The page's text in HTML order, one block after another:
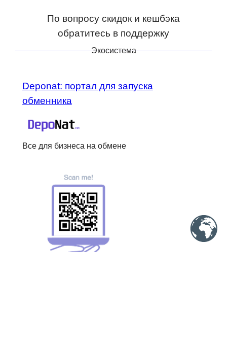
По вопросу скидок и кешбэка
обратитесь в поддержку
Экосистема
Deponat: портал для запуска
обменника
Все для бизнеса на обмене